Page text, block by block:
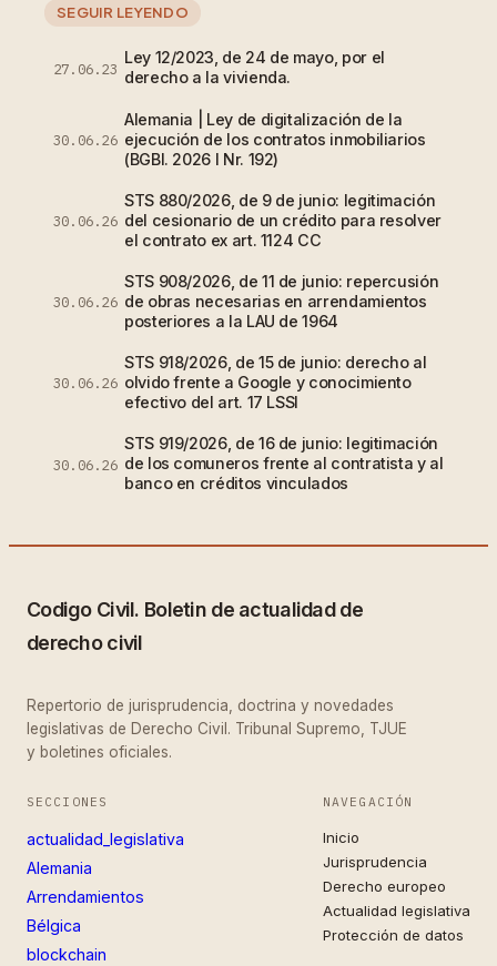
SEGUIR LEYENDO
27.06.23
Ley 12/2023, de 24 de mayo, por el
derecho a la vivienda.
30.06.26
Alemania | Ley de digitalización de la
ejecución de los contratos inmobiliarios
(BGBl. 2026 I Nr. 192)
30.06.26
STS 880/2026, de 9 de junio: legitimación
del cesionario de un crédito para resolver
el contrato ex art. 1124 CC
30.06.26
STS 908/2026, de 11 de junio: repercusión
de obras necesarias en arrendamientos
posteriores a la LAU de 1964
30.06.26
STS 918/2026, de 15 de junio: derecho al
olvido frente a Google y conocimiento
efectivo del art. 17 LSSI
30.06.26
STS 919/2026, de 16 de junio: legitimación
de los comuneros frente al contratista y al
banco en créditos vinculados
Codigo Civil. Boletin de actualidad de
derecho civil
Repertorio de jurisprudencia, doctrina y novedades
legislativas de Derecho Civil. Tribunal Supremo, TJUE
y boletines oficiales.
SECCIONES
actualidad_legislativa
Alemania
Arrendamientos
Bélgica
blockchain
NAVEGACIÓN
Inicio
Jurisprudencia
Derecho europeo
Actualidad legislativa
Protección de datos